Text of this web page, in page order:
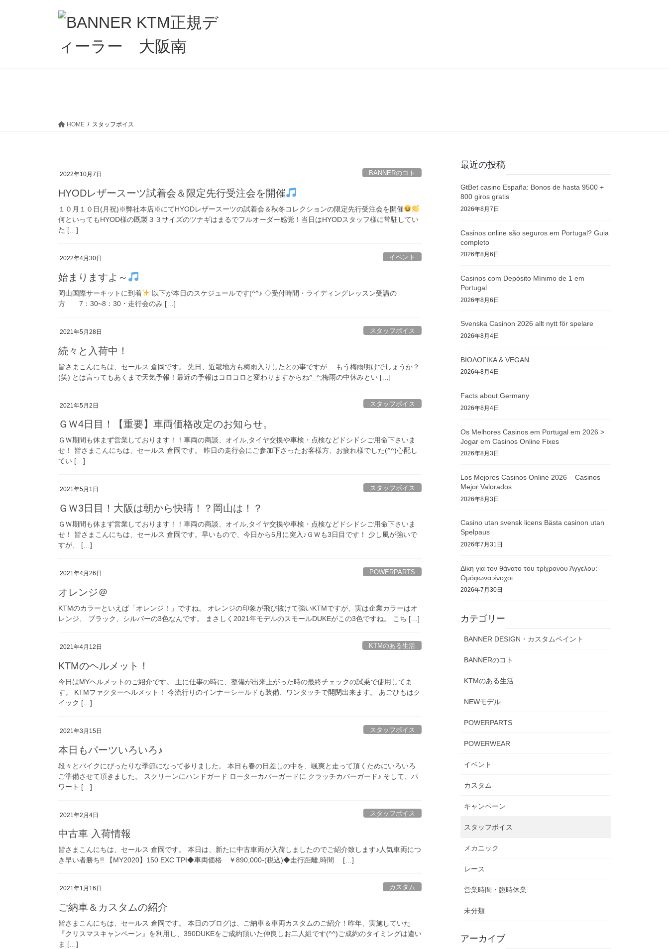
HOME スタッフボイス
2022年10月7日 BANNERのコト
HYODレザースーツ試着会＆限定先行受注会を開催
１０月１０日(月祝)※弊社本店※にてHYODレザースーツの試着会＆秋冬コレクションの限定先行受注会を開催
何といってもHYOD様の既製３３サイズのツナギはまるでフルオーダー感覚！当日はHYODスタッフ様に常駐してい
た […]
2022年4月30日 イベント
始まりますよ～
岡山国際サーキットに到着
以下が本日のスケジュールです(^^♪ ◇受付時間・ライディングレッスン受講の
方 7：30~8：30・走行会のみ […]
2021年5月28日 スタッフボイス
続々と入荷中！
皆さまこんにちは、セールス 倉岡です。 先日、近畿地方も梅雨入りしたとの事ですが… もう梅雨明けでしょうか？
(笑) とは言ってもあくまで天気予報！最近の予報はコロコロと変わりますからね^_^;梅雨の中休みとい […]
2021年5月2日 スタッフボイス
ＧＷ4日目！【重要】車両価格改定のお知らせ。
ＧＷ期間も休まず営業しております！！車両の商談、オイル,タイヤ交換や車検・点検などドシドシご用命下さいま
せ！ 皆さまこんにちは、セールス 倉岡です。 昨日の走行会にご参加下さったお客様方、お疲れ様でした(^^)心配し
てい […]
2021年5月1日 スタッフボイス
ＧＷ3日目！大阪は朝から快晴！？岡山は！？
ＧＷ期間も休まず営業しております！！車両の商談、オイル,タイヤ交換や車検・点検などドシドシご用命下さいま
せ！ 皆さまこんにちは、セールス 倉岡です。早いもので、今日から5月に突入♪ＧＷも3日目です！ 少し風が強いで
すが、 […]
2021年4月26日 POWERPARTS
オレンジ＠
KTMのカラーといえば「オレンジ！」ですね。 オレンジの印象が飛び抜けて強いKTMですが、実は企業カラーはオ
レンジ、 ブラック、シルバーの3色なんです。 まさしく2021年モデルのスモールDUKEがこの3色ですね。 こち […]
2021年4月12日 KTMのある生活
KTMのヘルメット！
今日はMYヘルメットのご紹介です。 主に仕事の時に、整備が出来上がった時の最終チェックの試乗で使用してま
す。 KTMファクターヘルメット！ 今流行りのインナーシールドも装備、ワンタッチで開閉出来ます。 あごひもはク
イック […]
2021年3月15日 スタッフボイス
本日もパーツいろいろ♪
段々とバイクにぴったりな季節になって参りました。 本日も春の日差しの中を、颯爽と走って頂くためにいろいろ
ご準備させて頂きました。 スクリーンにハンドガード ローターカバーガードに クラッチカバーガード♪ そして、パ
ワート […]
2021年2月4日 スタッフボイス
中古車 入荷情報
皆さまこんにちは、セールス 倉岡です。 本日は、新たに中古車両が入荷しましたのでご紹介致します♪人気車両につ
き早い者勝ち!! 【MY2020】150 EXC TPI◆車両価格 ￥890,000-(税込)◆走行距離,時間 […]
2021年1月16日 カスタム
ご納車＆カスタムの紹介
皆さまこんにちは、セールス 倉岡です。 本日のブログは、ご納車＆車両カスタムのご紹介！昨年、実施していた
『クリスマスキャンペーン』を利用し、390DUKEをご成約頂いた仲良しお二人組です(^^)ご成約のタイミングは違い
ま […]
最近の投稿
GtBet casino España: Bonos de hasta 9500 +
800 giros gratis
2026年8月7日
Casinos online são seguros em Portugal? Guia
completo
2026年8月6日
Casinos com Depósito Mínimo de 1 em
Portugal
2026年8月6日
Svenska Casinon 2026 allt nytt för spelare
2026年8月4日
ΒΙΟΛΟΓΙΚΑ & VEGAN
2026年8月4日
Facts about Germany
2026年8月4日
Os Melhores Casinos em Portugal em 2026 >
Jogar em Casinos Online Fixes
2026年8月3日
Los Mejores Casinos Online 2026 – Casinos
Mejor Valorados
2026年8月3日
Casino utan svensk licens Bästa casinon utan
Spelpaus
2026年7月31日
Δίκη για τον θάνατο του τρίχρονου Άγγελου:
Ομόφωνα ένοχοι
2026年7月30日
カテゴリー
BANNER DESIGN・カスタムペイント
BANNERのコト
KTMのある生活
NEWモデル
POWERPARTS
POWERWEAR
イベント
カスタム
キャンペーン
スタッフボイス
メカニック
レース
営業時間・臨時休業
未分類
アーカイブ